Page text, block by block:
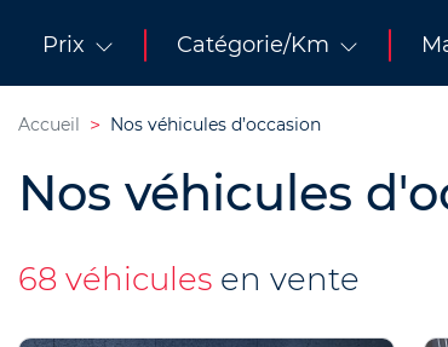
Prix Catégorie/Km
Accueil Nos véhicules d’occasion
Nos véhicules
68 véhicules en vente